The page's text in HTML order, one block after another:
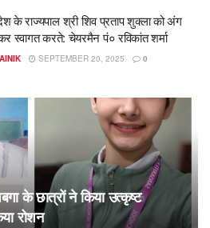
के राज्यपाल श्री शिव प्रताप शुक्ला को अंग
स्वागत करते: चेयरमैन पं० रविकांत शर्मा
SEPTEMBER 20, 2025 0
के छात्रों ने किया उत्कृष्ट
रोशन